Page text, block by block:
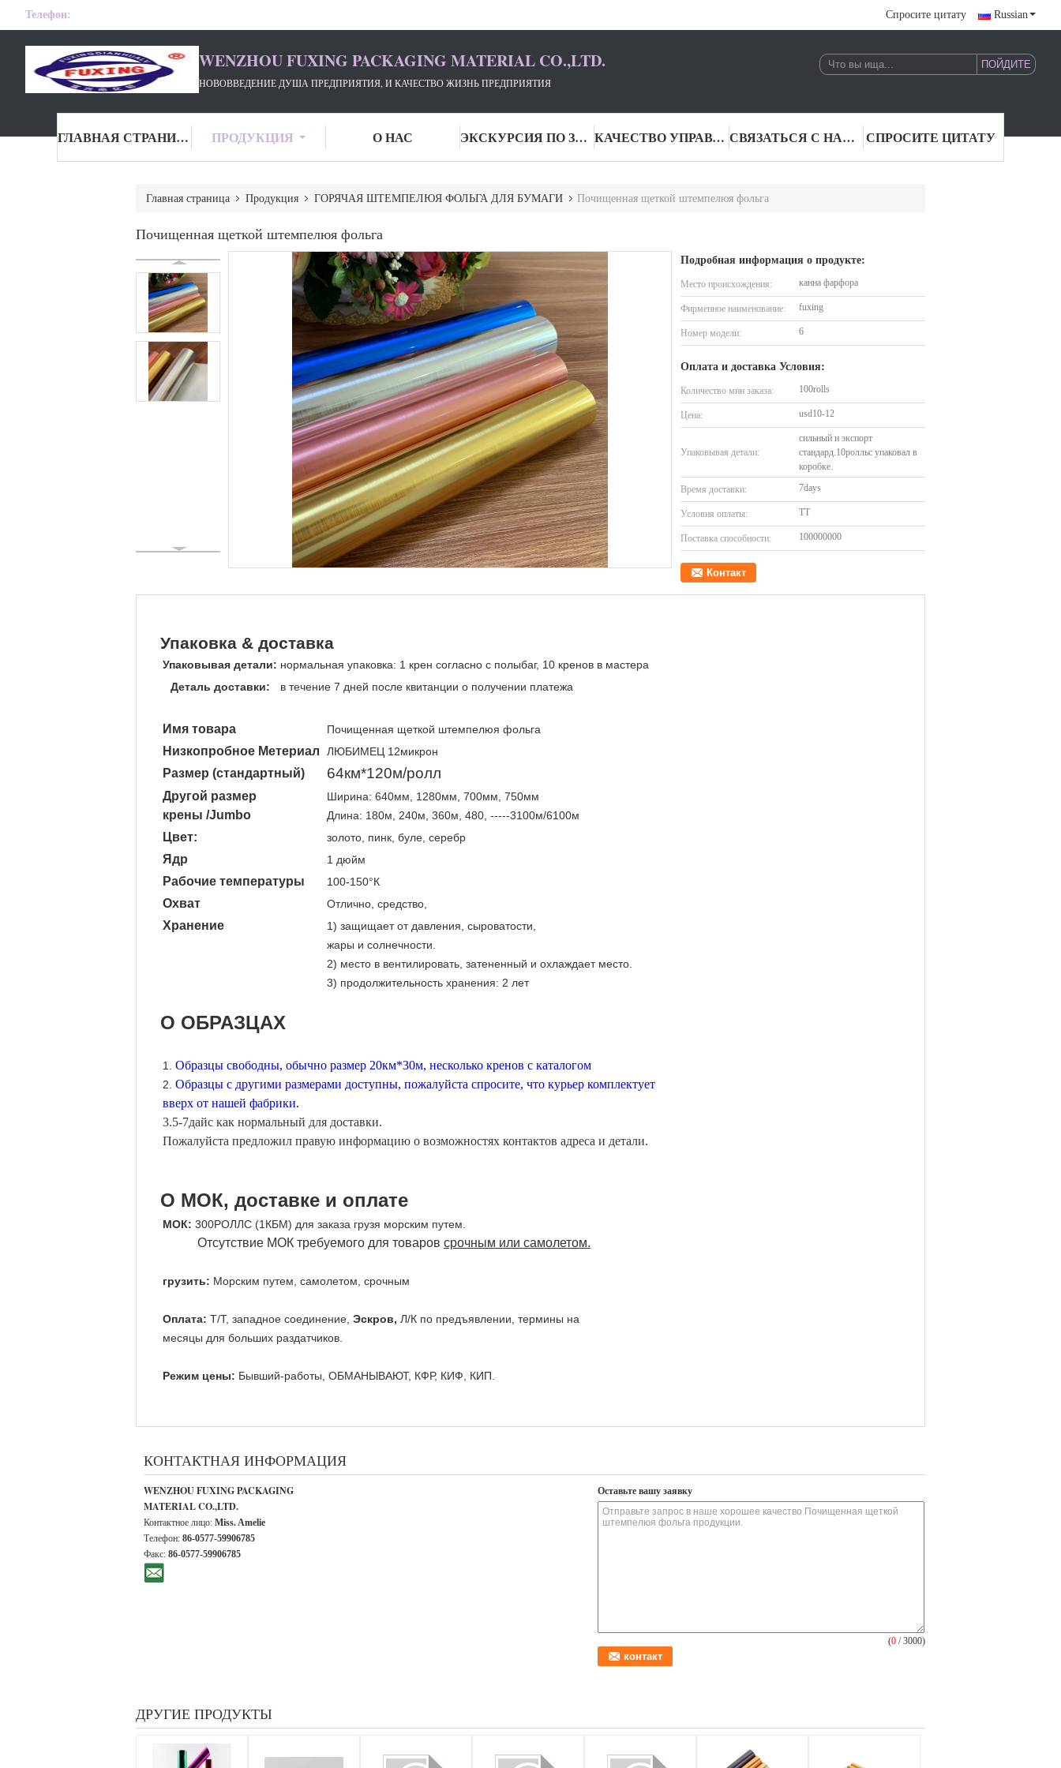
Телефон: Спросите цитату Russian
WENZHOU FUXING PACKAGING MATERIAL CO.,LTD.
НОВОВВЕДЕНИЕ ДУША ПРЕДПРИЯТИЯ, И КАЧЕСТВО ЖИЗНЬ ПРЕДПРИЯТИЯ
ГЛАВНАЯ СТРАНИЦА ПРОДУКЦИЯ О НАС ЭКСКУРСИЯ ПО ЗАВОДУ КАЧЕСТВО УПРАВЛЕНИЯ СВЯЗАТЬСЯ С НАМИ СПРОСИТЕ ЦИТАТУ
Главная страница Продукция ГОРЯЧАЯ ШТЕМПЕЛЮЯ ФОЛЬГА ДЛЯ БУМАГИ Почищенная щеткой штемпелюя фольга
Почищенная щеткой штемпелюя фольга
Подробная информация о продукте:
Место происхождения: канна фарфора
Фирменное наименование: fuxing
Номер модели: 6
Оплата и доставка Условия:
Количество мин заказа: 100rolls
Цена: usd10-12
Упаковывая детали:
сильный и экспорт
стандард.10ролльс упаковал в
коробке.
Время доставки: 7days
Условия оплаты: TT
Поставка способности: 100000000
Контакт
Упаковка & доставка
Упаковывая детали: нормальная упаковка: 1 крен согласно с полыбаг, 10 кренов в мастера
Деталь доставки:
в течение 7 дней после квитанции о получении платежа
Имя товара Почищенная щеткой штемпелюя фольга
Низкопробное Метериал ЛЮБИМЕЦ 12микрон
Размер (стандартный) 64км*120м/ролл
Другой размер
крены /Jumbo
Ширина: 640мм, 1280мм, 700мм, 750мм
Длина: 180м, 240м, 360м, 480, -----3100м/6100м
Цвет: золото, пинк, буле, серебр
Ядр 1 дюйм
Рабочие температуры 100-150°К
Охват Отлично, средство,
Хранение
1) защищает от давления, сыроватости,
жары и солнечности.
2) место в вентилировать, затененный и охлаждает место.
3) продолжительность хранения: 2 лет
О ОБРАЗЦАХ
1. Образцы свободны, обычно размер 20км*30м, несколько кренов с каталогом
2. Образцы с другими размерами доступны, пожалуйста спросите, что курьер комплектует
вверх от нашей фабрики.
3.5-7дайс как нормальный для доставки.
Пожалуйста предложил правую информацию о возможностях контактов адреса и детали.
О МОК, доставке и оплате
МОК: 300РОЛЛС (1КБМ) для заказа грузя морским путем.
Отсутствие МОК требуемого для товаров срочным или самолетом.
грузить: Морским путем, самолетом, срочным
Оплата: Т/Т, западное соединение, Эскров, Л/К по предъявлении, термины на
месяцы для больших раздатчиков.
Режим цены: Бывший-работы, ОБМАНЫВАЮТ, КФР, КИФ, КИП.
КОНТАКТНАЯ ИНФОРМАЦИЯ
WENZHOU FUXING PACKAGING
MATERIAL CO.,LTD.
Контактное лицо: Miss. Amelie
Телефон: 86-0577-59906785
Факс: 86-0577-59906785
Оставьте вашу заявку
(0 / 3000)
ДРУГИЕ ПРОДУКТЫ